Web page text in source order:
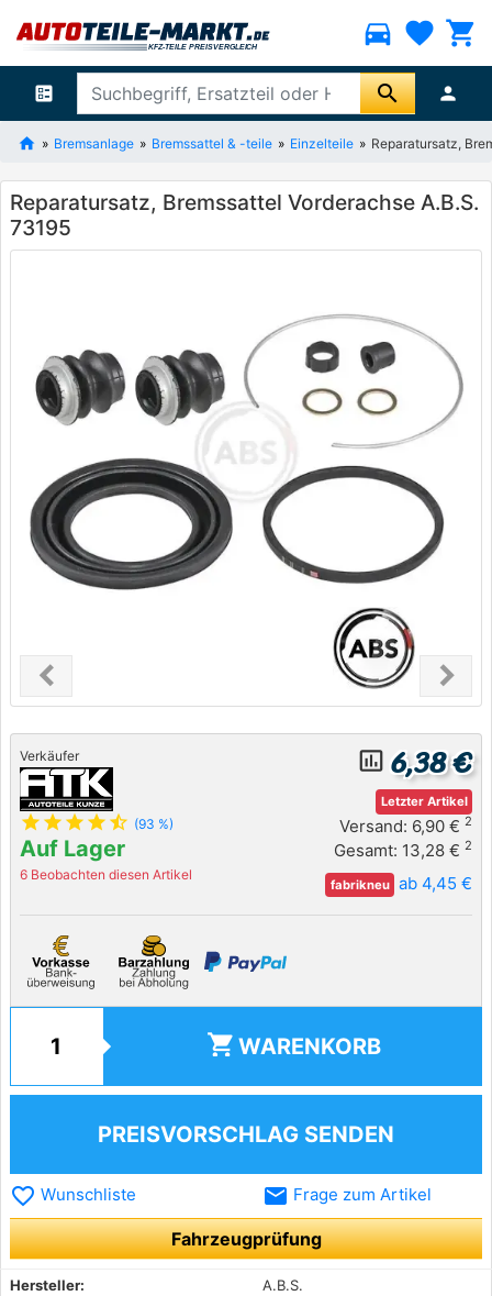
directions_car favorite shopping_cart
ballot search person
Bremsanlage Bremssattel & -teile Einzelteile Reparatursatz,
Reparatursatz, Bremssattel Vorderachse A.B.S.
73195
chevron_leftPrevious chevron_right
Next
Verkäufer
star star star star star_half (93 %)
Auf Lager
6 Beobachten diesen Artikel
insert_chart_outlined 6,38 €
Letzter Artikel
Versand: 6,90 € 2
Gesamt: 13,28 € 2
fabrikneu ab 4,45 €
shopping_cart WARENKORB
PREISVORSCHLAG SENDEN
favorite_border Wunschliste email Frage zum Artikel
Fahrzeugprüfung
Hersteller:
A.B.S.